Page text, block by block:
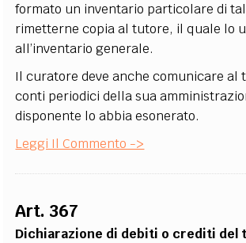
formato un inventario particolare di
rimetterne copia al tutore, il quale lo
all’inventario generale.
Il curatore deve anche comunicare al
conti periodici della sua
disponente lo abbia esonerato.
Leggi Il Commento ->
Art. 367
Dichiarazione di debiti o crediti del